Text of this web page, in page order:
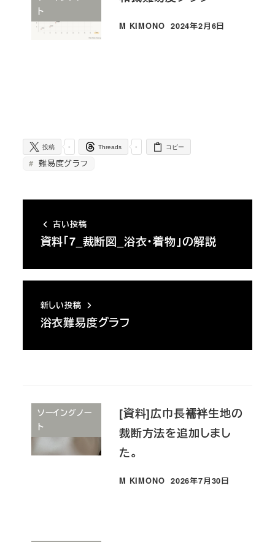
ト
M KIMONO
投稿日
2024年2月6日
-
投稿 -
Threads コピー
難易度グラフ
古い投稿
資料「7_裁断図_浴衣・着物」の解説
新しい投稿
浴衣難易度グラフ
ソーイングノー
ト
[資料]広巾長襦袢生地の
裁断方法を追加しまし
た。
M KIMONO
投稿日
2026年7月30日